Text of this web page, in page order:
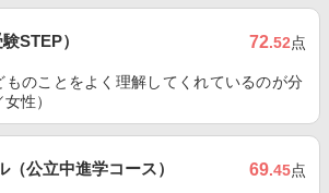
STEP） 72.52点
ものことをよく理解してくれているのが分
性）
（公立中進学コース） 69.45点